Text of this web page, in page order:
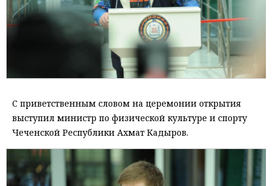
С приветственным словом на церемонии открытия
выступил министр по физической культуре и спорту
Чеченской Республики Ахмат Кадыров.